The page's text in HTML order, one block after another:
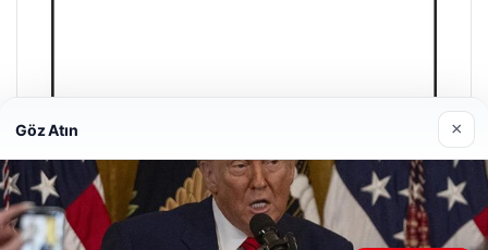
Trend Yapı Akustik
18/04/2026
Göz Atın ×